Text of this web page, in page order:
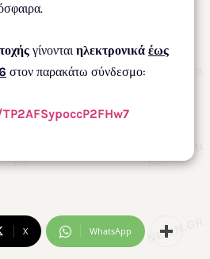
γίνονταιηλεκτρονικά έως
στον παρακάτω σύνδεσμο:
TP2AFSypoccP2FHw7
X WhatsApp